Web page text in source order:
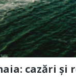
cazări și